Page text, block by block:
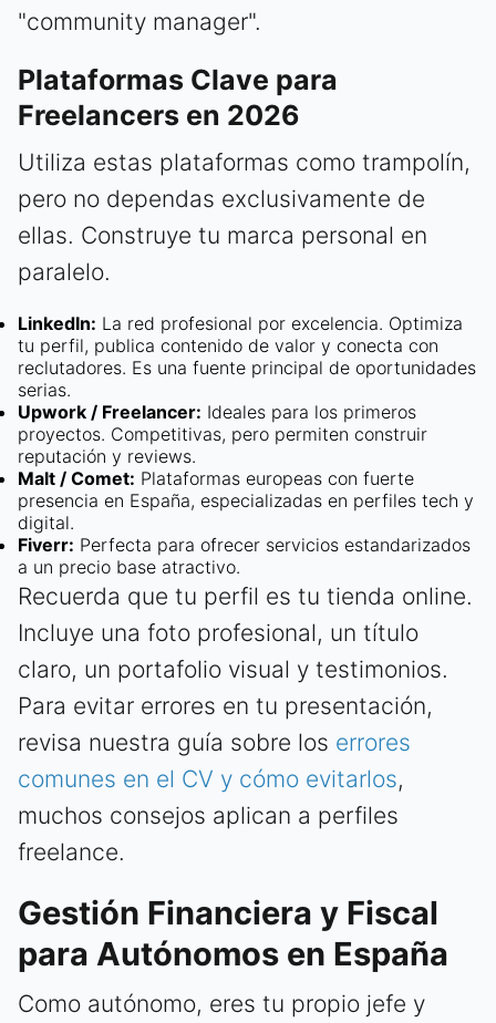
"community manager".
Plataformas Clave para
Freelancers en 2026
Utiliza estas plataformas como trampolín,
pero no dependas exclusivamente de
ellas. Construye tu marca personal en
paralelo.
LinkedIn: La red profesional por excelencia. Optimiza
tu perfil, publica contenido de valor y conecta con
reclutadores. Es una fuente principal de oportunidades
serias.
Upwork / Freelancer: Ideales para los primeros
proyectos. Competitivas, pero permiten construir
reputación y reviews.
Malt / Comet: Plataformas europeas con fuerte
presencia en España, especializadas en perfiles tech y
digital.
Fiverr: Perfecta para ofrecer servicios estandarizados
a un precio base atractivo.
Recuerda que tu perfil es tu tienda online.
Incluye una foto profesional, un título
claro, un portafolio visual y testimonios.
Para evitar errores en tu presentación,
revisa nuestra guía sobre los errores
comunes en el CV y cómo evitarlos,
muchos consejos aplican a perfiles
freelance.
Gestión Financiera y Fiscal
para Autónomos en España
Como autónomo, eres tu propio jefe y